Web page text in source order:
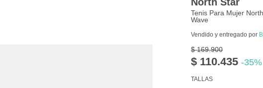
Tenis Para Mujer
Wave
Vendido y entregado por
$ 169.900
$ 110.435 -35%
TALLAS